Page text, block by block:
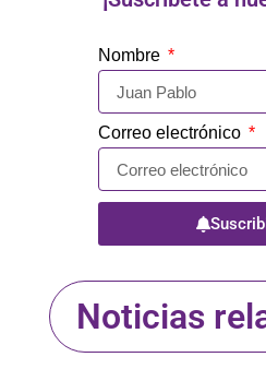
Nombre
Correo electrónico
Noticias